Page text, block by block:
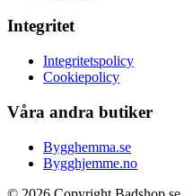
Integritet
Integritetspolicy
Cookiepolicy
Våra andra butiker
Bygghemma.se
Bygghjemme.no